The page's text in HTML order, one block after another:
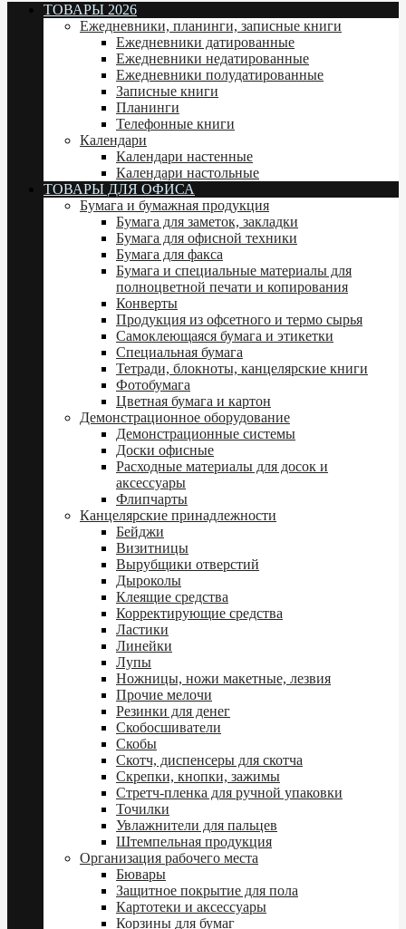
ТОВАРЫ 2026
Ежедневники, планинги, записные книги
Ежедневники датированные
Ежедневники недатированные
Ежедневники полудатированные
Записные книги
Планинги
Телефонные книги
Календари
Календари настенные
Календари настольные
ТОВАРЫ ДЛЯ ОФИСА
Бумага и бумажная продукция
Бумага для заметок, закладки
Бумага для офисной техники
Бумага для факса
Бумага и специальные материалы для
полноцветной печати и копирования
Конверты
Продукция из офсетного и термо сырья
Самоклеющаяся бумага и этикетки
Специальная бумага
Тетради, блокноты, канцелярские книги
Фотобумага
Цветная бумага и картон
Демонстрационное оборудование
Демонстрационные системы
Доски офисные
Расходные материалы для досок и
аксессуары
Флипчарты
Канцелярские принадлежности
Бейджи
Визитницы
Вырубщики отверстий
Дыроколы
Клеящие средства
Корректирующие средства
Ластики
Линейки
Лупы
Ножницы, ножи макетные, лезвия
Прочие мелочи
Резинки для денег
Скобосшиватели
Скобы
Скотч, диспенсеры для скотча
Скрепки, кнопки, зажимы
Стретч-пленка для ручной упаковки
Точилки
Увлажнители для пальцев
Штемпельная продукция
Организация рабочего места
Бювары
Защитное покрытие для пола
Картотеки и аксессуары
Корзины для бумаг